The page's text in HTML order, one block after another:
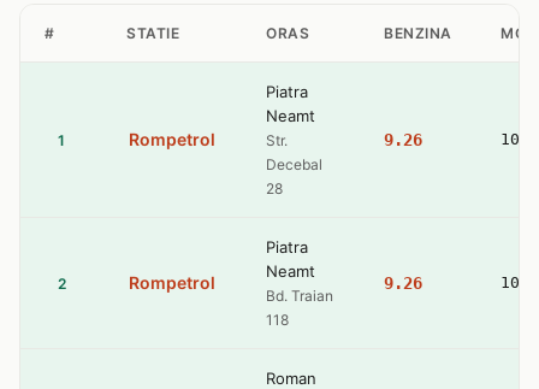
# STATIE ORAS BENZINA
1 Rompetrol
Piatra
Neamt
Str.
Decebal
28
9.26
2 Rompetrol
Piatra
Neamt
Bd. Traian
118
9.26
Roman